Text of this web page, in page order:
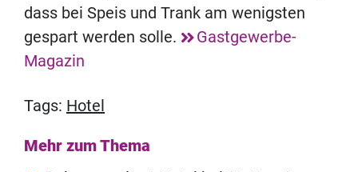
dass bei Speis und Trank am wenigsten
gespart werden solle.
Gastgewerbe-
Magazin
Tags: Hotel
Mehr zum Thema